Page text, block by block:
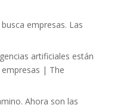
empresas. Las
artificiales están
| The
Ahora son las